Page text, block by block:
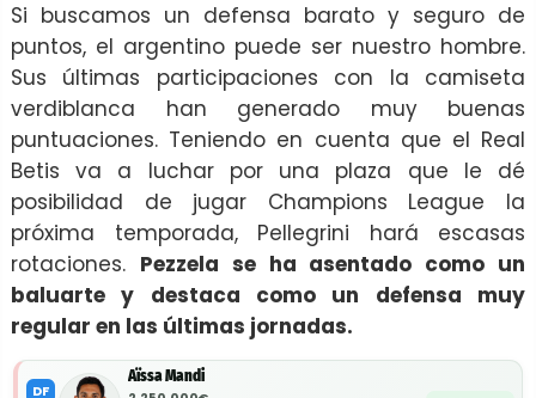
Si buscamos un defensa barato y seguro de
puntos, el argentino puede ser nuestro hombre.
Sus últimas participaciones con la camiseta
verdiblanca han generado muy buenas
puntuaciones. Teniendo en cuenta que el Real
Betis va a luchar por una plaza que le dé
posibilidad de jugar Champions League la
próxima temporada, Pellegrini hará escasas
rotaciones. Pezzela se ha asentado como un
baluarte y destaca como un defensa muy
regular en las últimas jornadas.
DF
Aïssa Mandi